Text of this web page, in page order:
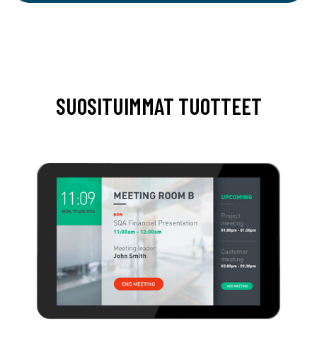
SUOSITUIMMAT TUOTTEET